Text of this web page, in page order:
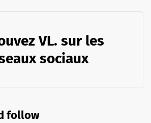
VL. sur les
sociaux
follow